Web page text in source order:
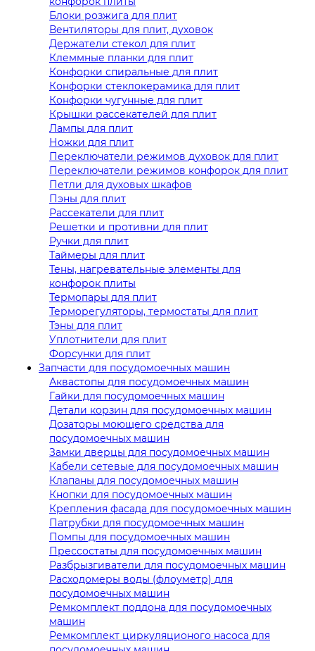
Блоки розжига для плит
Вентиляторы для плит, духовок
Держатели стекол для плит
Клеммные планки для плит
Конфорки спиральные для плит
Конфорки стеклокерамика для плит
Конфорки чугунные для плит
Крышки рассекателей для плит
Лампы для плит
Ножки для плит
Переключатели режимов духовок для плит
Переключатели режимов конфорок для плит
Петли для духовых шкафов
Пэны для плит
Рассекатели для плит
Решетки и противни для плит
Ручки для плит
Таймеры для плит
Тены, нагревательные элементы для
конфорок плиты
Термопары для плит
Терморегуляторы, термостаты для плит
Тэны для плит
Уплотнители для плит
Форсунки для плит
Запчасти для посудомоечных машин
Аквастопы для посудомоечных машин
Гайки для посудомоечных машин
Детали корзин для посудомоечных машин
Дозаторы моющего средства для
посудомоечных машин
Замки дверцы для посудомоечных машин
Кабели сетевые для посудомоечных машин
Клапаны для посудомоечных машин
Кнопки для посудомоечных машин
Крепления фасада для посудомоечных машин
Патрубки для посудомоечных машин
Помпы для посудомоечных машин
Прессостаты для посудомоечных машин
Разбрызгиватели для посудомоечных машин
Расходомеры воды (флоуметр) для
посудомоечных машин
Ремкомплект поддона для посудомоечных
машин
Ремкомплект циркуляционого насоса для